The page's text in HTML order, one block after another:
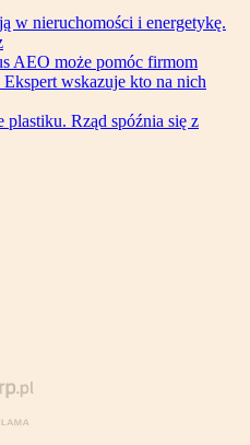
w nieruchomości i energetykę.
AEO może pomóc firmom
wskazuje kto na nich
plastiku. Rząd spóźnia się z